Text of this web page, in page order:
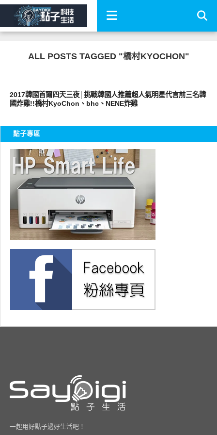
ALL POSTS TAGGED "橋村KYOCHON"
2017韓國首爾四天三夜│挑戰韓國人推薦超人氣明星代言前三名韓
國炸雞!!橋村KyoChon、bhc、NENE炸雞
點子專區
一起用好點子過好生活吧！